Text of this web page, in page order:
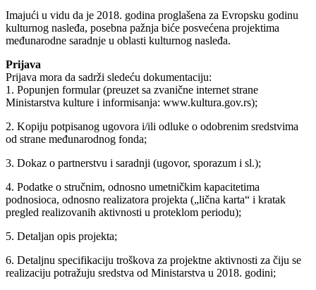
Imajući u vidu da je 2018. godina proglašena za Evropsku godinu
kulturnog nasleđa, posebna pažnja biće posvećena projektima
međunarodne saradnje u oblasti kulturnog nasleđa.
Prijava
Prijava mora da sadrži sledeću dokumentaciju:
1. Popunjen formular (preuzet sa zvanične internet strane
Ministarstva kulture i informisanja: www.kultura.gov.rs);
2. Kopiju potpisanog ugovora i/ili odluke o odobrenim sredstvima
od strane međunarodnog fonda;
3. Dokaz o partnerstvu i saradnji (ugovor, sporazum i sl.);
4. Podatke o stručnim, odnosno umetničkim kapacitetima
podnosioca, odnosno realizatora projekta („lična karta“ i kratak
pregled realizovanih aktivnosti u proteklom periodu);
5. Detaljan opis projekta;
6. Detaljnu specifikaciju troškova za projektne aktivnosti za čiju se
realizaciju potražuju sredstva od Ministarstva u 2018. godini;